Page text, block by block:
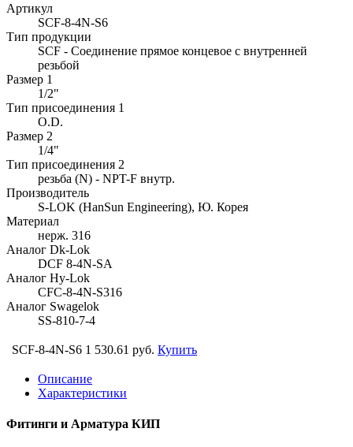
Артикул
SCF-8-4N-S6
Тип продукции
SCF - Соединение прямое концевое с внутренней
резьбой
Размер 1
1/2"
Тип присоединения 1
O.D.
Размер 2
1/4"
Тип присоединения 2
резьба (N) - NPT-F внутр.
Производитель
S-LOK (HanSun Engineering), Ю. Корея
Материал
нерж. 316
Аналог Dk-Lok
DCF 8-4N-SA
Аналог Hy-Lok
CFC-8-4N-S316
Аналог Swagelok
SS-810-7-4
SCF-8-4N-S6 1 530.61 руб. Купить
Описание
Характеристики
Фитинги и Арматура КИП